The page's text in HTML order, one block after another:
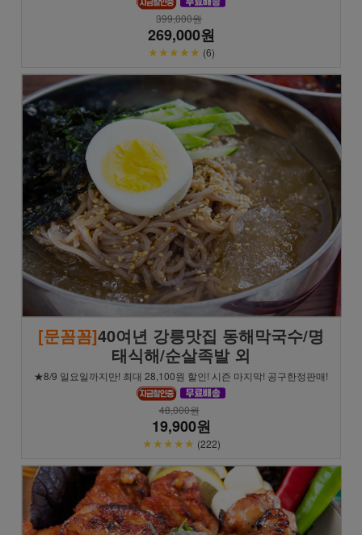
399,000원
269,000원
★★★★★ (6)
[문꼼꼼]40여년 강릉맛집 동해막국수/명
태식해/순살족발 외
★8/9 일요일까지만! 최대 28,100원 할인! 시즌 마지막! 공구한정판매!
48,000원
19,900원
★★★★★ (222)